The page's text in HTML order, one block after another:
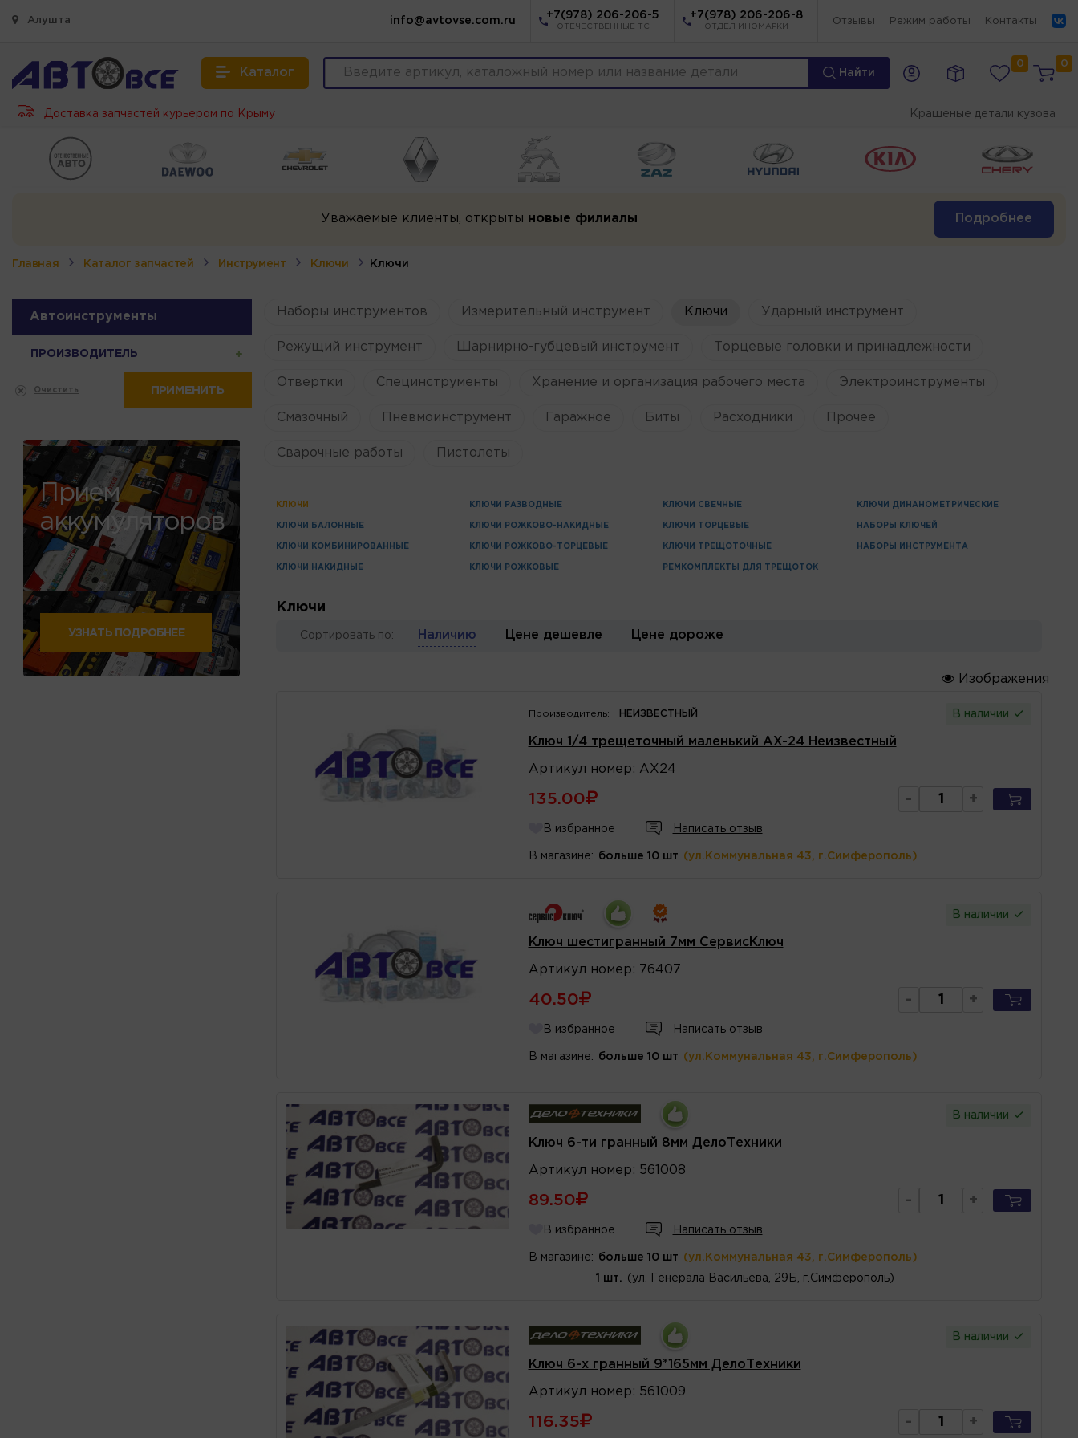
Алушта info@avtovse.com.ru
+7(978) 206-206-5
ОТЕЧЕСТВЕННЫЕ ТС
+7(978) 206-206-8
ОТДЕЛ ИНОМАРКИ
Отзывы Режим работы Контакты
Каталог Найти
0 0
Доставка запчастей курьером по Крыму Крашеные детали кузова
Уважаемые клиенты, открыты новые филиалы Подробнее
Главная Каталог запчастей Инструмент Ключи Ключи
Автоинструменты
ПРОИЗВОДИТЕЛЬ
Очистить ПРИМЕНИТЬ
Прием
аккумуляторов
УЗНАТЬ ПОДРОБНЕЕ
Наборы инструментов Измерительный инструмент Ключи Ударный инструмент
Режущий инструмент Шарнирно-губцевый инструмент Торцевые головки и принадлежности
Отвертки Специнструменты Хранение и организация рабочего места Электроинструменты
Смазочный Пневмоинструмент Гаражное Биты Расходники Прочее
Сварочные работы Пистолеты
КЛЮЧИ
КЛЮЧИ БАЛОННЫЕ
КЛЮЧИ КОМБИНИРОВАННЫЕ
КЛЮЧИ НАКИДНЫЕ
КЛЮЧИ РАЗВОДНЫЕ
КЛЮЧИ РОЖКОВО-НАКИДНЫЕ
КЛЮЧИ РОЖКОВО-ТОРЦЕВЫЕ
КЛЮЧИ РОЖКОВЫЕ
КЛЮЧИ СВЕЧНЫЕ
КЛЮЧИ ТОРЦЕВЫЕ
КЛЮЧИ ТРЕЩОТОЧНЫЕ
РЕМКОМПЛЕКТЫ ДЛЯ ТРЕЩОТОК
КЛЮЧИ ДИНАНОМЕТРИЧЕСКИЕ
НАБОРЫ КЛЮЧЕЙ
НАБОРЫ ИНСТРУМЕНТА
Ключи
Сортировать по: Наличию Цене дешевле Цене дороже
Изображения
Производитель: НЕИЗВЕСТНЫЙ В наличии
Ключ 1/4 трещеточный маленький AX-24 Неизвестный
Артикул номер : AX24
135.00 - +
В избранное Написать отзыв
В магазине: больше 10 шт (ул.Коммунальная 43, г.Симферополь)
В наличии
Ключ шестигранный 7мм СервисКлюч
Артикул номер : 76407
40.50 - +
В избранное Написать отзыв
В магазине: больше 10 шт (ул.Коммунальная 43, г.Симферополь)
В наличии
Ключ 6-ти гранный 8мм ДелоТехники
Артикул номер : 561008
89.50 - +
В избранное Написать отзыв
В магазине: больше 10 шт (ул.Коммунальная 43, г.Симферополь)
1 шт. (ул. Генерала Васильева, 29Б, г.Симферополь)
В наличии
Ключ 6-х гранный 9*165мм ДелоТехники
Артикул номер : 561009
116.35 - +